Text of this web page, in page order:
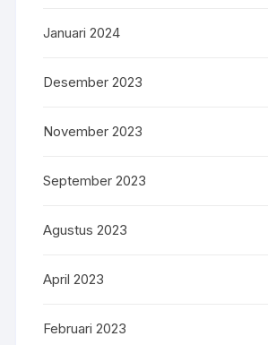
Januari 2024
Desember 2023
November 2023
September 2023
Agustus 2023
April 2023
Februari 2023